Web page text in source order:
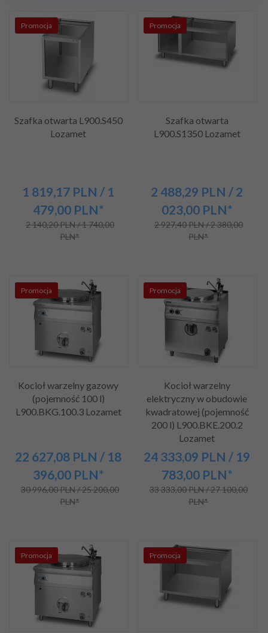
Promocja
Szafka otwarta L900.S450
Lozamet
1 819,17 PLN / 1
479,00 PLN*
2 140,20 PLN / 1 740,00
PLN*
Promocja
Szafka otwarta
L900.S1350 Lozamet
2 488,29 PLN / 2
023,00 PLN*
2 927,40 PLN / 2 380,00
PLN*
Promocja
Kocioł warzelny gazowy
(pojemność 100 l)
L900.BKG.100.3 Lozamet
22 627,08 PLN / 18
396,00 PLN*
30 996,00 PLN / 25 200,00
PLN*
Promocja
Kocioł warzelny
elektryczny w obudowie
kwadratowej (pojemność
200 l) L900.BKE.200.2
Lozamet
24 333,09 PLN / 19
783,00 PLN*
33 333,00 PLN / 27 100,00
PLN*
Promocja Promocja